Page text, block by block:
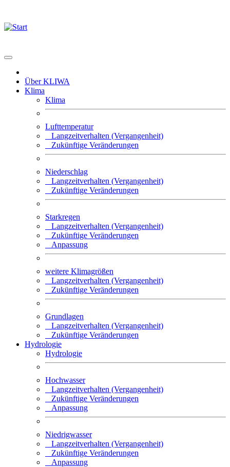
Über KLIWA
Klima
Klima
Lufttemperatur
Langzeitverhalten (Vergangenheit)
Zukünftige Veränderungen
Niederschlag
Langzeitverhalten (Vergangenheit)
Zukünftige Veränderungen
Starkregen
Langzeitverhalten (Vergangenheit)
Zukünftige Veränderungen
Anpassung
weitere Klimagrößen
Langzeitverhalten (Vergangenheit)
Zukünftige Veränderungen
Grundlagen
Langzeitverhalten (Vergangenheit)
Zukünftige Veränderungen
Hydrologie
Hydrologie
Hochwasser
Langzeitverhalten (Vergangenheit)
Zukünftige Veränderungen
Anpassung
Niedrigwasser
Langzeitverhalten (Vergangenheit)
Zukünftige Veränderungen
Anpassung